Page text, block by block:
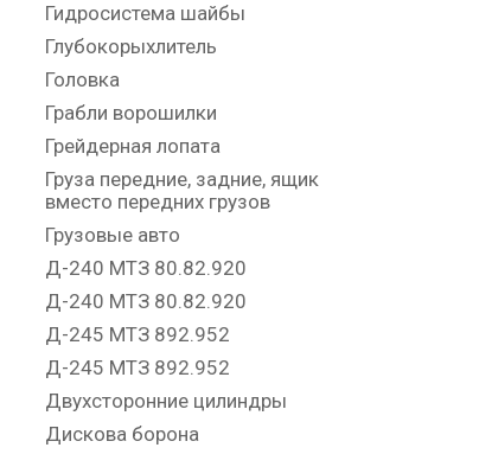
Гидросистема шайбы
Глубокорыхлитель
Головка
Грабли ворошилки
Грейдерная лопата
Груза передние, задние, ящик
вместо передних грузов
Грузовые авто
Д-240 МТЗ 80.82.920
Д-240 МТЗ 80.82.920
Д-245 МТЗ 892.952
Д-245 МТЗ 892.952
Двухсторонние цилиндры
Дискова борона